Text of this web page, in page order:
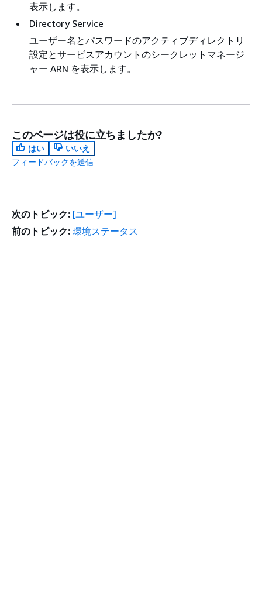
表示します。
Directory Service
ユーザー名とパスワードのアクティブディレクトリ
設定とサービスアカウントのシークレットマネージ
ャー ARN を表示します。
このページは役に立ちましたか?
はい
いいえ
フィードバックを送信
次のトピック: [ユーザー]
前のトピック: 環境ステータス